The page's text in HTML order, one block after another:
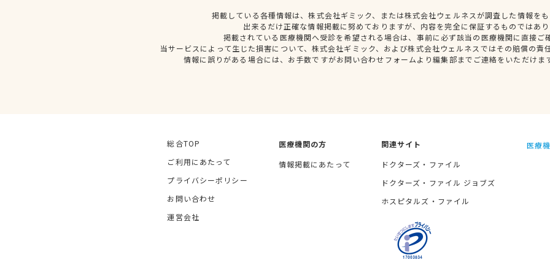
掲載している各種情報は、株式会社ギミック、または株式会社ウェルネスが調査した情報を
出来るだけ正確な情報掲載に努めておりますが、内容を完全に保証するものではあ
掲載されている医療機関へ受診を希望される場合は、事前に必ず該当の医療機関に直接ご
当サービスによって生じた損害について、株式会社ギミック、および株式会社ウェルネスではその賠償の責
情報に誤りがある場合には、お手数ですがお問い合わせフォームより編集部までご連絡をいただけま
総合TOP
ご利用にあたって
プライバシーポリシー
お問い合わせ
運営会社
医療機関の方
情報掲載にあたって
関連サイト
ドクターズ・ファイル
ドクターズ・ファイル ジョブズ
ホスピタルズ・ファイル
医療